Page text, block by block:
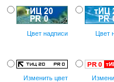
Цвет надписи Цвет
Изменить цвет